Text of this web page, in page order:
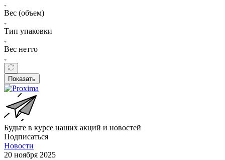
Вес (объем)
Тип упаковки
Вес нетто
Показать
Будьте в курсе наших акций и новостей
Подписаться
Новости
20 ноября 2025